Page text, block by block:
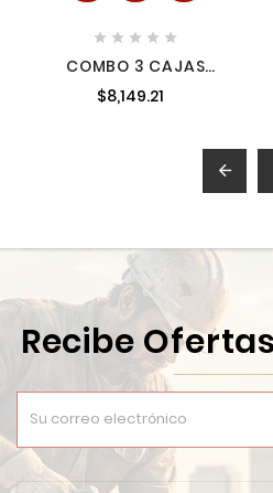
    
COMBO 3 CAJAS
PACKOUT MILWAUKEE
$8,149.21

Recibe